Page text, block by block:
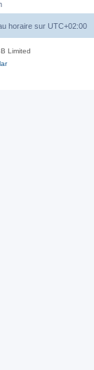
horaire sur UTC+02:00
Limited